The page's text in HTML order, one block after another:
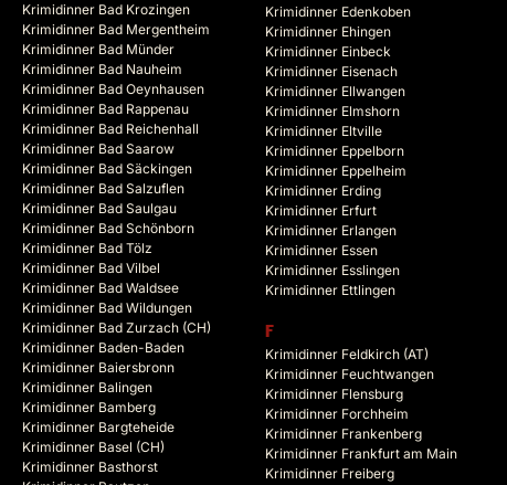
Krimidinner Bad Krozingen
Krimidinner Bad Mergentheim
Krimidinner Bad Münder
Krimidinner Bad Nauheim
Krimidinner Bad Oeynhausen
Krimidinner Bad Rappenau
Krimidinner Bad Reichenhall
Krimidinner Bad Saarow
Krimidinner Bad Säckingen
Krimidinner Bad Salzuflen
Krimidinner Bad Saulgau
Krimidinner Bad Schönborn
Krimidinner Bad Tölz
Krimidinner Bad Vilbel
Krimidinner Bad Waldsee
Krimidinner Bad Wildungen
Krimidinner Bad Zurzach (CH)
Krimidinner Baden-Baden
Krimidinner Baiersbronn
Krimidinner Balingen
Krimidinner Bamberg
Krimidinner Bargteheide
Krimidinner Basel (CH)
Krimidinner Basthorst
Krimidinner Edenkoben
Krimidinner Ehingen
Krimidinner Einbeck
Krimidinner Eisenach
Krimidinner Ellwangen
Krimidinner Elmshorn
Krimidinner Eltville
Krimidinner Eppelborn
Krimidinner Eppelheim
Krimidinner Erding
Krimidinner Erfurt
Krimidinner Erlangen
Krimidinner Essen
Krimidinner Esslingen
Krimidinner Ettlingen
F
Krimidinner Feldkirch (AT)
Krimidinner Feuchtwangen
Krimidinner Flensburg
Krimidinner Forchheim
Krimidinner Frankenberg
Krimidinner Frankfurt am Main
Krimidinner Freiberg